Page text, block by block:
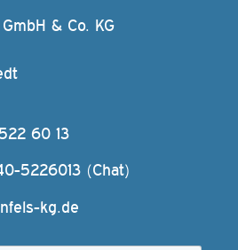
& Co. KG
60 13
5226013 (Chat)
kg.de